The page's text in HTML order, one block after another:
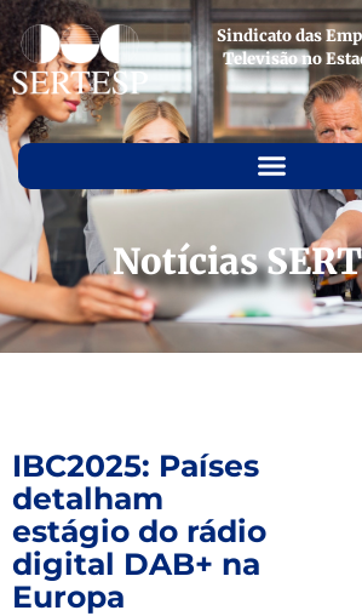
Sindicato das
Televisão no
Notícias
IBC2025: Países
detalham
estágio do rádio
digital DAB+ na
Europa